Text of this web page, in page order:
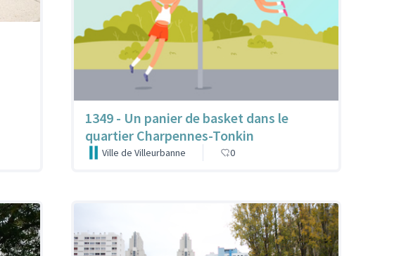
1349 - Un panier de basket dans le
quartier Charpennes-Tonkin
Ville de Villeurbanne 0